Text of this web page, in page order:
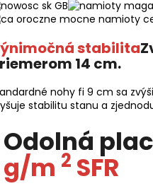
stabilita
14 cm.
nohy fi 9 cm sa
stabilitu stanu a
Odolná
g/m 2 SFR